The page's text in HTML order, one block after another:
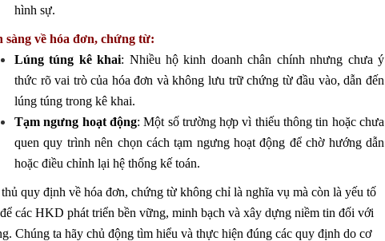
hình sự.
sàng về hóa đơn, chứng từ:
Lúng túng kê khai: Nhiều hộ kinh doanh chân chính nhưng chưa ý
thức rõ vai trò của hóa đơn và không lưu trữ chứng từ đầu vào, dẫn đến
lúng túng trong kê khai.
Tạm ngưng hoạt động: Một số trường hợp vì thiếu thông tin hoặc chưa
quen quy trình nên chọn cách tạm ngưng hoạt động để chờ hướng dẫn
hoặc điều chỉnh lại hệ thống kế toán.
quy định về hóa đơn, chứng từ không chỉ là nghĩa vụ mà còn là yếu tố
để các HKD phát triển bền vững, minh bạch và xây dựng niềm tin đối với
Chúng ta hãy chủ động tìm hiểu và thực hiện đúng các quy định do cơ